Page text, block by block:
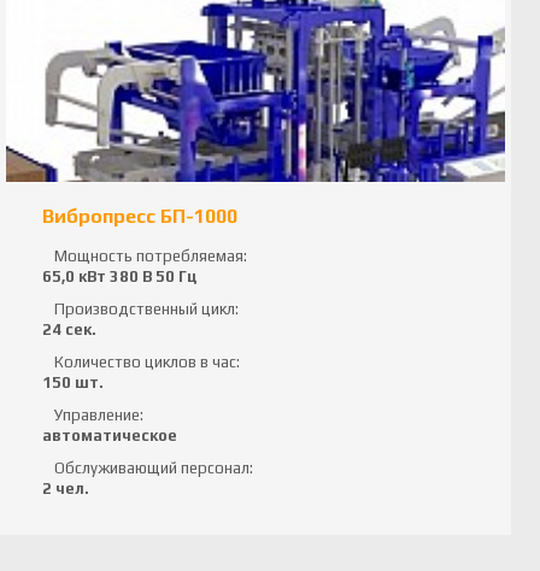
Вибропресс БП-1000
Мощность потребляемая:
65,0 кВт 380 В 50 Гц
Производственный цикл:
24 сек.
Количество циклов в час:
150 шт.
Управление:
автоматическое
Обслуживающий персонал:
2 чел.